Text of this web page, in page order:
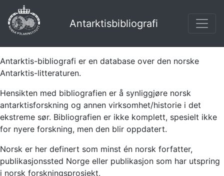
Antarktisbibliografi
Antarktis-bibliografi er en database over den norske
Antarktis-litteraturen.
Hensikten med bibliografien er å synliggjøre norsk
antarktisforskning og annen virksomhet/historie i det
ekstreme sør. Bibliografien er ikke komplett, spesielt ikke
for nyere forskning, men den blir oppdatert.
Norsk er her definert som minst én norsk forfatter,
publikasjonssted Norge eller publikasjon som har utspring
i norsk forskningsprosjekt.